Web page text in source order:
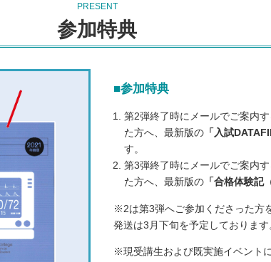
PRESENT
参加特典
■参加特典
第2弾終了時にメールでご案内
た方へ、最新版の「入試
す。
第3弾終了時にメールでご案内
た方へ、最新版の「合格体験記
※2は第3弾へご参加くださった方
発送は3月下旬を予定しております
※現受講生および既実施イベント